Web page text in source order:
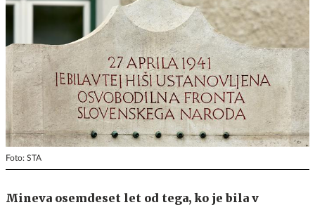
Foto: STA
Mineva osemdeset let od tega, ko je bila v